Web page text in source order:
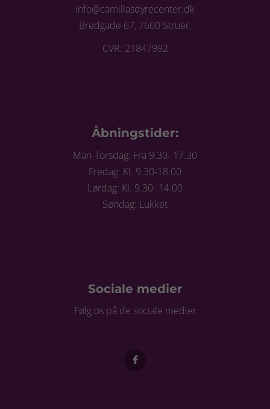
info@camillasdyrecenter.dk
Bredgade 67, 7600 Struer,
CVR: 21847992
Åbningstider:
Man-Torsdag: Fra 9.30- 17.30
Fredag: Kl. 9.30-18.00
Lørdag: Kl. 9.30- 14.00
Søndag: Lukket
Sociale medier
Følg os på de sociale medier